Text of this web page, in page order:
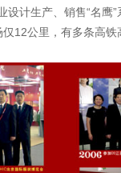
设计生产、销售“名鹰
12公里，有多条高